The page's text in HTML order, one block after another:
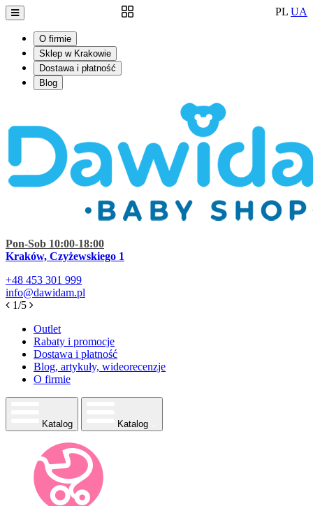
O firmie
Sklep w Krakowie
Dostawa i płatność
Blog
PL UA
Pon-Sob 10:00-18:00
Kraków, Czyżewskiego 1
+48 453 301 999
info@dawidam.pl
1/5
Outlet
Rabaty i promocje
Dostawa i płatność
Blog, artykuły, wideorecenzje
O firmie
Katalog Katalog